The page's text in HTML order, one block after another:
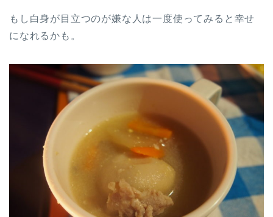
もし白身が目立つのが嫌な人は一度使ってみると幸せ
になれるかも。